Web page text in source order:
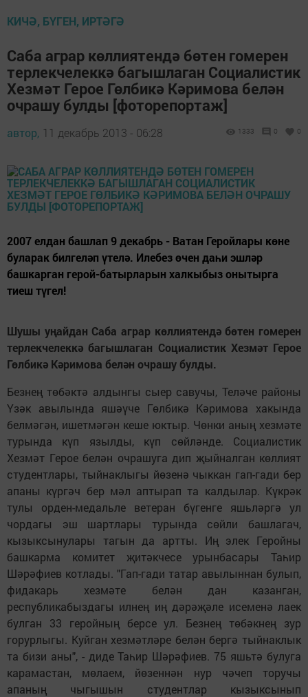
КИЧӘ, БҮГЕН, ИРТӘГӘ
Саба аграр көллиятендә бөтен гомерен
терлекчелеккә багышлаган Социалистик
Хезмәт Герое Гөлбикә Кәримова белән
очрашу булды [фоторепортаж]
автор, 11 декабрь 2013 - 06:28 1333 0 0
2007 елдан башлап 9 декабрь - Ватан Геройлары көне
буларак билгеләп үтелә. Илебез өчен даһи эшләр
башкарган герой-батырларын халкыбыз онытырга
тиеш түгел!
Шушы уңайдан Саба аграр көллиятендә бөтен гомерен
терлекчелеккә багышлаган Социалистик Хезмәт Герое
Гөлбикә Кәримова белән очрашу булды.
Безнең төбәктә алдынгы сыер савучы, Теләче районы
Үзәк авылында яшәүче Гөлбикә Кәримова хакында
белмәгән, ишетмәгән кеше юктыр. Чөнки аның хезмәте
турында күп язылды, күп сөйләнде. Социалистик
Хезмәт Герое белән очрашуга дип җыйналган көллият
студентлары, тыйнаклыгы йөзенә чыккан гап-гади бер
апаны күргәч бер мәл аптырап та калдылар. Күкрәк
тулы орден-медальле ветеран бүгенге яшьләргә ул
чордагы эш шартлары турында сөйли башлагач,
кызыксынулары тагын да артты. Иң элек Геройны
башкарма комитет җитәкчесе урынбасары Таһир
Шәрәфиев котлады. "Гап-гади татар авылыннан булып,
фидакарь хезмәте белән дан казанган,
республикабыздагы илнең иң дәрәҗәле исеменә лаек
булган 33 геройның берсе ул. Безнең төбәкнең зур
горурлыгы. Куйган хезмәтләре белән бергә тыйнаклык
та бизи аны", - диде Таһир Шәрәфиев. 75 яшьтә булуга
карамастан, мөлаем, йөзеннән нур чәчеп торучы
апаның чыгышын студентлар кызыксынып